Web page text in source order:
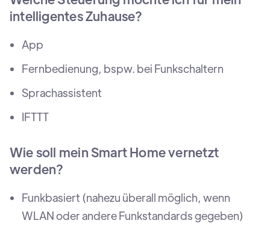
intelligentes Zuhause?
App
Fernbedienung, bspw. bei Funkschaltern
Sprachassistent
IFTTT
Wie soll mein Smart Home vernetzt
werden?
Funkbasiert (nahezu überall möglich, wenn
WLAN oder andere Funkstandards gegeben)